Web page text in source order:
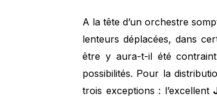
A la tête d’un orchestre
lenteurs déplacées, dans
être y aura-t-il été
possibilités. Pour la
trois exceptions : l’excellent